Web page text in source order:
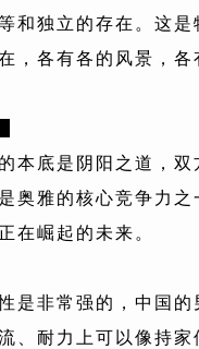
和独立的存在。这
，各有各的风景，各
本底是阴阳之道，
奥雅的核心竞争力
在崛起的未来。
是非常强的，中国
、耐力上可以像持